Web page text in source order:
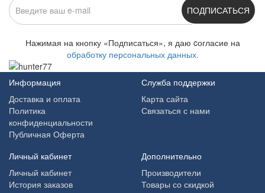
ПОДПИСАТЬСЯ
Нажимая на кнопку «Подписаться», я даю cогласие на
обработку персональных данных.
Информация
Доставка и оплата
Политика
конфиденциальности
Публичная Оферта
Служба поддержки
Карта сайта
Связаться с нами
Личный кабинет
Личный кабинет
История заказов
Дополнительно
Производители
Товары со скидкой